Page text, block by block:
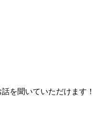
を聞いていただけます！